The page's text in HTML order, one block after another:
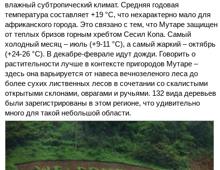
влажный субтропический климат. Средняя годовая
температура составляет +19 °С, что нехарактерно мало для
африканского города. Это связано с тем, что Мутаре защищен
от теплых бризов горным хребтом Сесил Копа. Самый
холодный месяц – июль (+9-11 °C), а самый жаркий – октябрь
(+24-26 °C). В декабре-феврале идут дожди. Говорить о
растительности лучше в контексте пригородов Мутаре –
здесь она варьируется от навеса вечнозеленого леса до
более сухих лиственных лесов в сочетании со скалистыми
открытыми склонами, оврагами и ручьями. 132 вида деревьев
были зарегистрированы в этом регионе, что удивительно
много для такой небольшой области.